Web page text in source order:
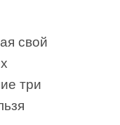
свой
три